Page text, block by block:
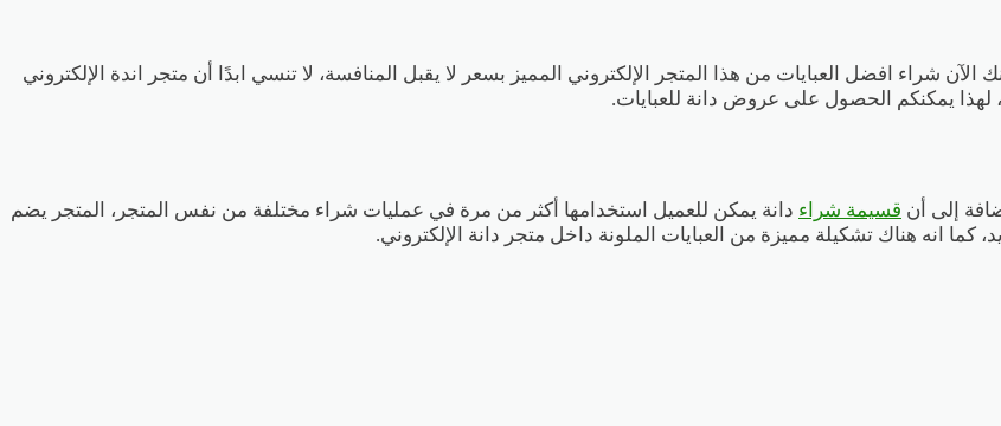
الآن شراء افضل العبايات من هذا المتجر الإلكتروني المميز بسعر لا يقبل المنافسة، لا تنسي ابدًا أن متجر اندة الإلكتروني
لهذا يمكنكم الحصول على عروض دانة للعبايات.
إلى أن قسيمة شراء دانة يمكن للعميل استخدامها أكثر من مرة في عمليات شراء مختلفة من نفس المتجر، المتجر يضم
كما انه هناك تشكيلة مميزة من العبايات الملونة داخل متجر دانة الإلكتروني.